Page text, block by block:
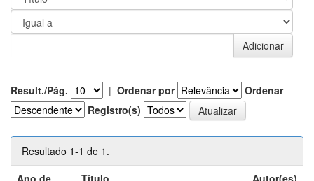
Result./Pág. | Ordenar por
Ordenar
Registro(s)
Resultado 1-1 de 1.
Ano de
Título Autor(es)